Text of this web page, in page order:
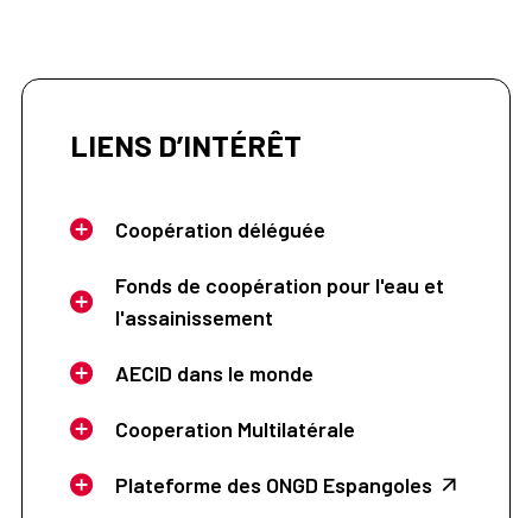
LIENS D’INTÉRÊT
Coopération déléguée
Fonds de coopération pour l'eau et
l'assainissement
AECID dans le monde
Cooperation Multilatérale
Plateforme des ONGD Espangoles